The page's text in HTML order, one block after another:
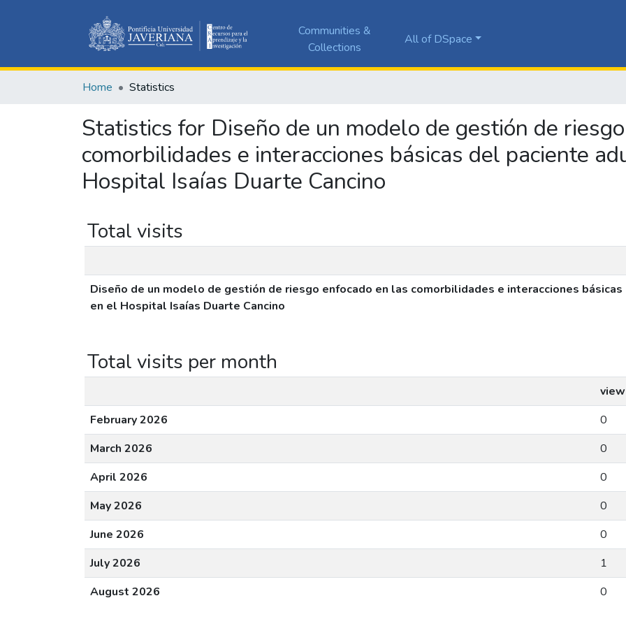
Communities &
Collections
All of DSpace
Home Statistics
Statistics for Diseño de un modelo de gestión de
comorbilidades e interacciones básicas del paciente
Hospital Isaías Duarte Cancino
Total visits
Diseño de un modelo de gestión de riesgo enfocado en las comorbilidades e interacciones
en el Hospital Isaías Duarte Cancino
Total visits per month
February 2026
0
March 2026
0
April 2026
0
May 2026
0
June 2026
0
July 2026
1
August 2026
0